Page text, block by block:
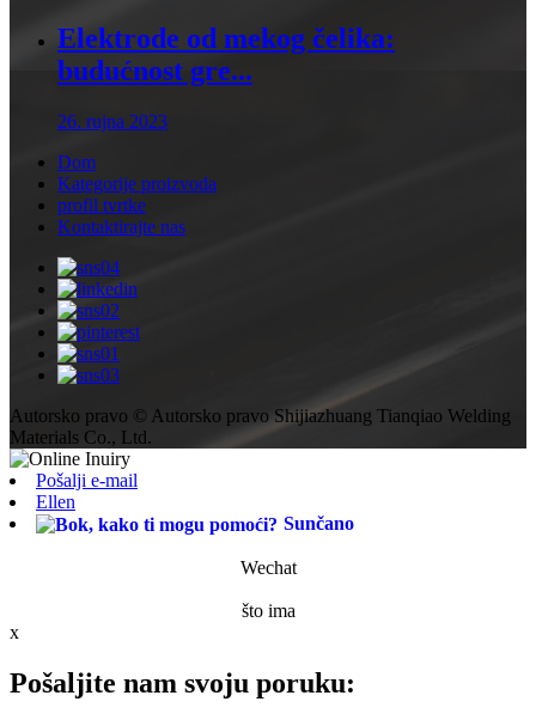
Elektrode od mekog čelika:
budućnost gre...
26. rujna 2023
Dom
Kategorije proizvoda
profil tvrtke
Kontaktirajte nas
Autorsko pravo © Autorsko pravo Shijiazhuang Tianqiao Welding
Materials Co., Ltd.
Pošalji e-mail
Ellen
Sunčano
Wechat
što ima
x
Pošaljite nam svoju poruku: